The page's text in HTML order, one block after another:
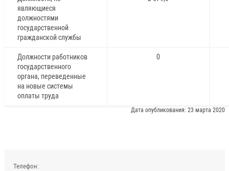
являющиеся
должностями
государственной
гражданской службы
Должности работников
государственного
органа, переведенные
на новые системы
оплаты труда
0
Дата опубликования: 23 марта 2020
Телефон: